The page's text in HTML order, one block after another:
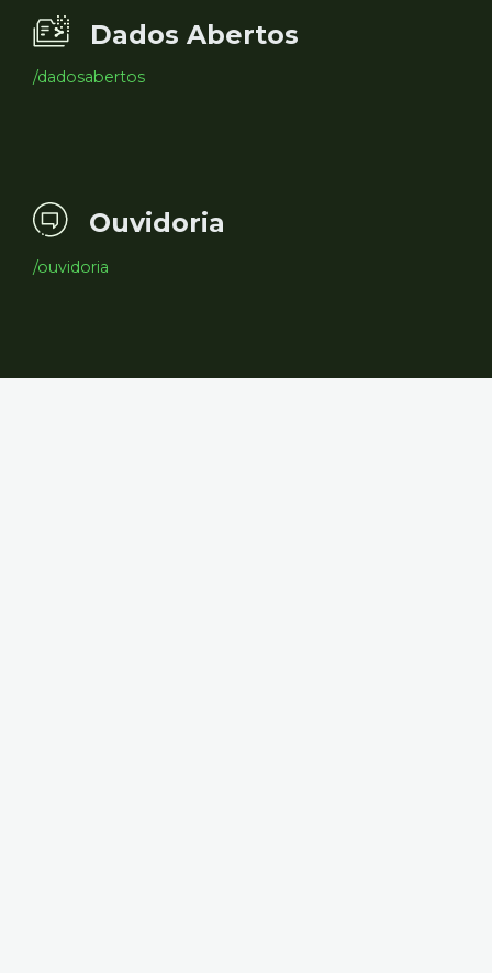
Dados Abertos
/dadosabertos
Ouvidoria
/ouvidoria